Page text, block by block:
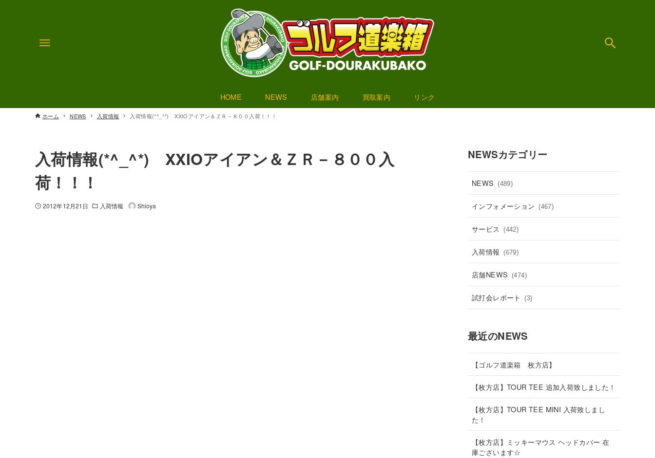
HOME NEWS 店舗案内 買取案内 リンク
ホーム NEWS 入荷情報 入荷情報(*^_^*) XXIOアイアン＆ＺＲ－８００入荷！！！
入荷情報(*^_^*) XXIOアイアン＆ＺＲ－８００入
荷！！！
2012年12月21日 入荷情報 Shioya
NEWSカテゴリー
NEWS (489)
インフォメーション (467)
サービス (442)
入荷情報 (679)
店舗NEWS (474)
試打会レポート (3)
最近のNEWS
【ゴルフ道楽箱 枚方店】
【枚方店】TOUR TEE 追加入荷致しました！
【枚方店】TOUR TEE MINI 入荷致しまし
た！
【枚方店】ミッキーマウス ヘッドカバー 在
庫ございます☆